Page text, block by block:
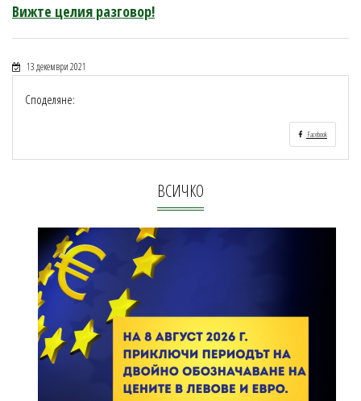
Вижте целия разговор!
13 декември 2021
Споделяне:
Facebook
ВСИЧКО